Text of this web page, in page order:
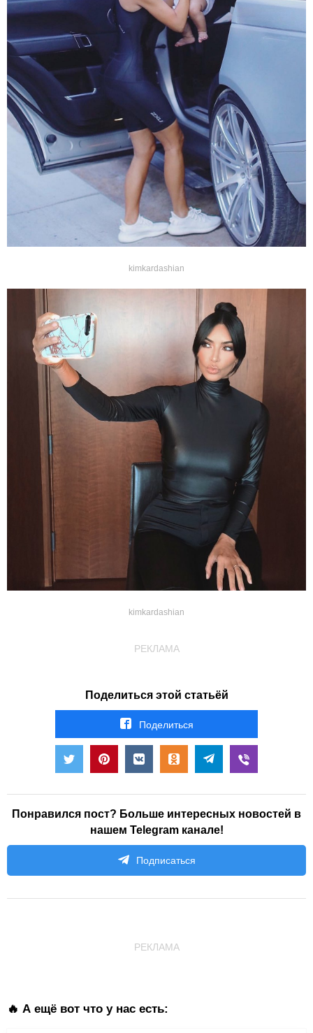
kimkardashian
kimkardashian
РЕКЛАМА
Поделиться этой статьёй
Поделиться
Понравился пост? Больше интересных новостей в
нашем Telegram канале!
Подписаться
РЕКЛАМА
🔥 А ещё вот что у нас есть: